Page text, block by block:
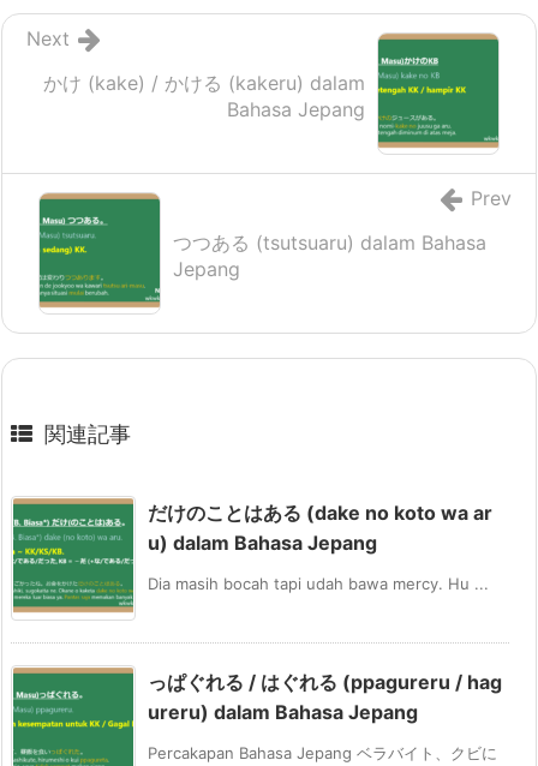
かけ (kake) / かける (kakeru) dalam
Bahasa Jepang
Next
つつある (tsutsuaru) dalam Bahasa
Jepang
Prev
関連記事
だけのことはある (dake no koto wa ar
u) dalam Bahasa Jepang
Dia masih bocah tapi udah bawa mercy. Hu ...
っぱぐれる / はぐれる (ppagureru / hag
ureru) dalam Bahasa Jepang
Percakapan Bahasa Jepang ベラバイト、クビに